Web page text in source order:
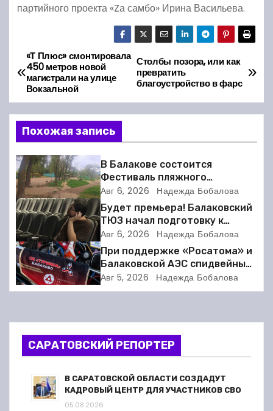
партийного проекта «Zа самбо» Ирина Васильева.
Н
а
в
и
г
а
ц
и
я
п
о
Столбы позора, или как
превратить
благоустройство в фарс
«Т Плюс» смонтировала
450 метров новой
магистрали на улице
Вокзальной
Похожая запись
В Балакове состоится
Фестиваль пляжного
волейбола
Авг 6, 2026 Надежда Бобалова
Будет премьера! Балаковский
ТЮЗ начал подготовку к
новому театральному сезону
Авг 6, 2026 Надежда Бобалова
При поддержке «Росатома» и
Балаковской АЭС спидвейный
клуб «Турбина» обновил
материально-техническую
Авг 5, 2026 Надежда Бобалова
САРАТОВСКИЙ РЕПОРТЕР
В САРАТОВСКОЙ ОБЛАСТИ СОЗДАДУТ
КАДРОВЫЙ ЦЕНТР ДЛЯ УЧАСТНИКОВ СВО
05.08.2026